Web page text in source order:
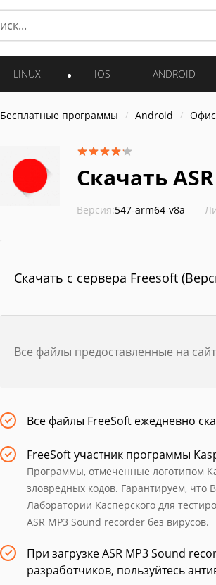
LINUX IOS ANDROID
Бесплатные программы Android Офис
Скачать
Версия:547-arm64-v8a
Скачать с сервера Freesoft
Все файлы предоставленные на
Все файлы FreeSoft ежедневно
FreeSoft участник программы
Программы, отмеченные логотипом
зловредных кодов. Гарантируем,
Лаборатории Касперского для
ASR MP3 Sound recorder без вирусов.
При загрузке ASR MP3 Sound
разработчиков, пользуйтесь